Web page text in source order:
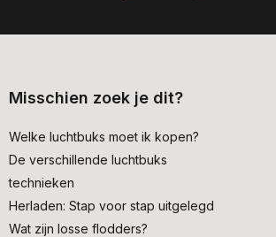
Misschien zoek je dit?
Welke luchtbuks moet ik kopen?
De verschillende luchtbuks
technieken
Herladen: Stap voor stap uitgelegd
Wat zijn losse flodders?